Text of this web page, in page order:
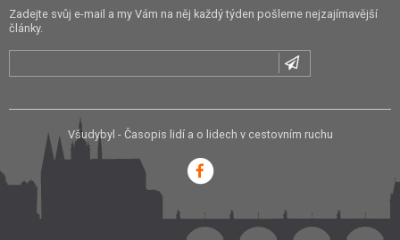
Zadejte svůj e-mail a my Vám na něj každý týden pošleme nejzajímavější
články.
Všudybyl - Časopis lidí a o lidech v cestovním ruchu